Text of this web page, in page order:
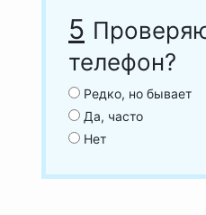
5
телефон?
Редко, но бывает
Да, часто
Нет